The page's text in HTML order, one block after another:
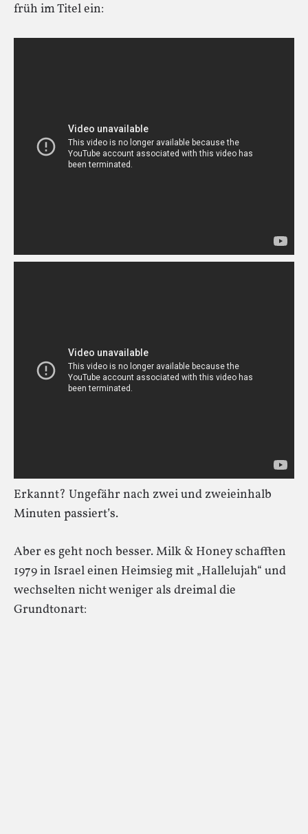
früh im Titel ein:
Erkannt? Ungefähr nach zwei und zweieinhalb
Minuten passiert’s.
Aber es geht noch besser. Milk & Honey schafften
1979 in Israel einen Heimsieg mit „Hallelujah“ und
wechselten nicht weniger als dreimal die
Grundtonart: